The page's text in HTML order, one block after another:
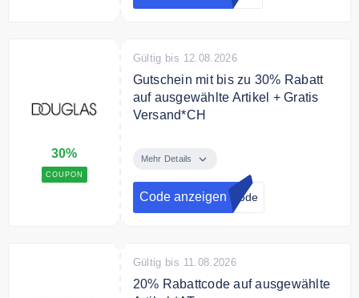
30%
COUPON
Gültig bis 12.08.2026
Gutschein mit bis zu 30% Rabatt
auf ausgewählte Artikel + Gratis
Versand*CH
30% Rabatt auf deine Must-Haves
für dem Sommer und profitiere von
kostenlosen Versand
kombinierbar und keine Barablöse
möglich.
Mehr Details
Code anzeigen Code
Gültig bis 11.08.2026
20% Rabattcode auf ausgewählte